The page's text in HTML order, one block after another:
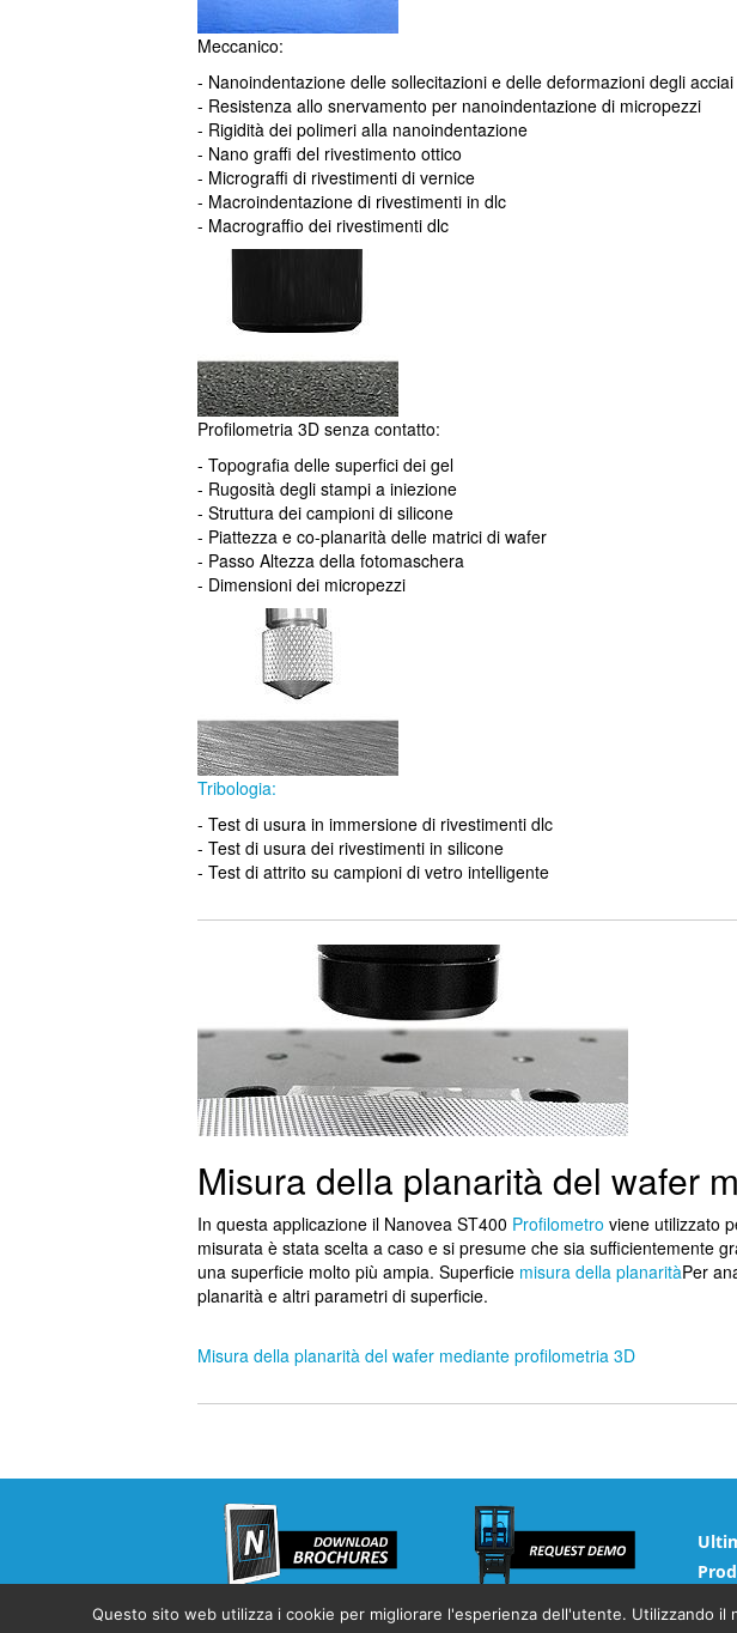
Meccanico:
- Nanoindentazione delle sollecitazioni e delle deformazioni degli acciai
- Resistenza allo snervamento per nanoindentazione di micropezzi
- Rigidità dei polimeri alla nanoindentazione
- Nano graffi del rivestimento ottico
- Micrograffi di rivestimenti di vernice
- Macroindentazione di rivestimenti in dlc
- Macrograffio dei rivestimenti dlc
Profilometria 3D senza contatto:
- Topografia delle superfici dei gel
- Rugosità degli stampi a iniezione
- Struttura dei campioni di silicone
- Piattezza e co-planarità delle matrici di wafer
- Passo Altezza della fotomaschera
- Dimensioni dei micropezzi
Tribologia:
- Test di usura in immersione di rivestimenti dlc
- Test di usura dei rivestimenti in silicone
- Test di attrito su campioni di vetro intelligente
Misura della planarità del wafer
In questa applicazione il Nanovea ST400 Profilometro viene utilizzato
misurata è stata scelta a caso e si presume che sia sufficientemente
una superficie molto più ampia. Superficie misura della planaritàPer
planarità e altri parametri di superficie.
Misura della planarità del wafer mediante profilometria 3D
Questo sito web utilizza i cookie per migliorare l'esperienza dell'utente. Utilizzando